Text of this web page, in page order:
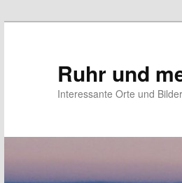
Ruhr und
Interessante Orte und